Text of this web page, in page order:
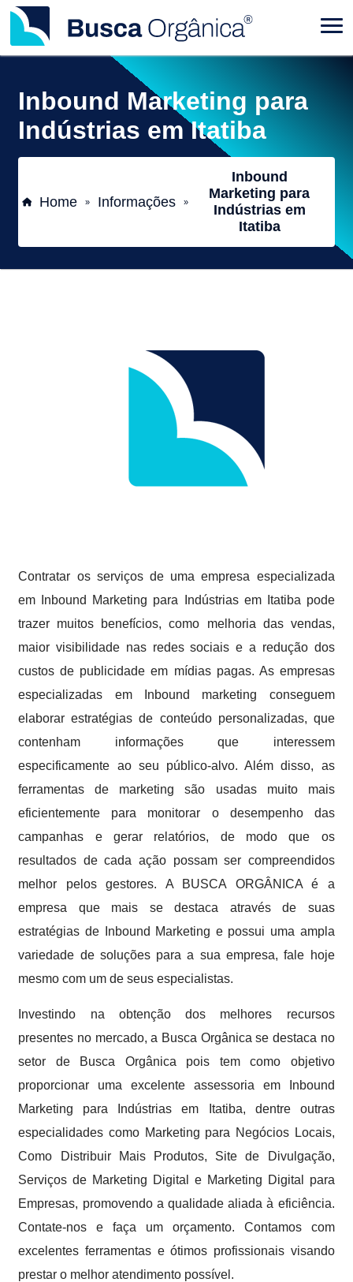
Inbound Marketing para
Indústrias em Itatiba
Home » Informações »
Inbound
Marketing para
Indústrias em
Itatiba
Contratar os serviços de uma empresa especializada
em Inbound Marketing para Indústrias em Itatiba pode
trazer muitos benefícios, como melhoria das vendas,
maior visibilidade nas redes sociais e a redução dos
custos de publicidade em mídias pagas. As empresas
especializadas em Inbound marketing conseguem
elaborar estratégias de conteúdo personalizadas, que
contenham informações que interessem
especificamente ao seu público-alvo. Além disso, as
ferramentas de marketing são usadas muito mais
eficientemente para monitorar o desempenho das
campanhas e gerar relatórios, de modo que os
resultados de cada ação possam ser compreendidos
melhor pelos gestores. A BUSCA ORGÂNICA é a
empresa que mais se destaca através de suas
estratégias de Inbound Marketing e possui uma ampla
variedade de soluções para a sua empresa, fale hoje
mesmo com um de seus especialistas.
Investindo na obtenção dos melhores recursos
presentes no mercado, a Busca Orgânica se destaca no
setor de Busca Orgânica pois tem como objetivo
proporcionar uma excelente assessoria em Inbound
Marketing para Indústrias em Itatiba, dentre outras
especialidades como Marketing para Negócios Locais,
Como Distribuir Mais Produtos, Site de Divulgação,
Serviços de Marketing Digital e Marketing Digital para
Empresas, promovendo a qualidade aliada à eficiência.
Contate-nos e faça um orçamento. Contamos com
excelentes ferramentas e ótimos profissionais visando
prestar o melhor atendimento possível.